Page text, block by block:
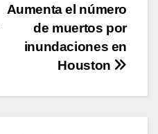
Aumenta el número
de muertos por
inundaciones en
Houston